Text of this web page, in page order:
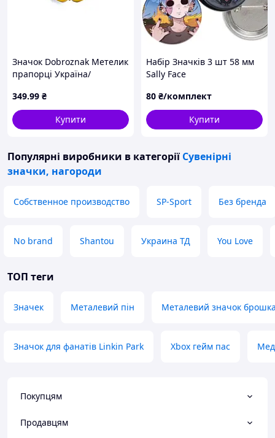
Значок Dobroznak Метелик
прапорці Україна/
Різнобарвний (6345) D15-
2026
349.99 ₴
Купити
Набір Значків 3 шт 58 мм
Sally Face
80 ₴/комплект
Купити
Популярні виробники в категорії Сувенірні
значки, нагороди
Собственное производство SP-Sport Без бренда
No brand Shantou Украина ТД You Love
ТОП теги
Значек Металевий пін Металевий значок
Значок для фанатів Linkin Park Xbox гейм пас
Покупцям
Продавцям